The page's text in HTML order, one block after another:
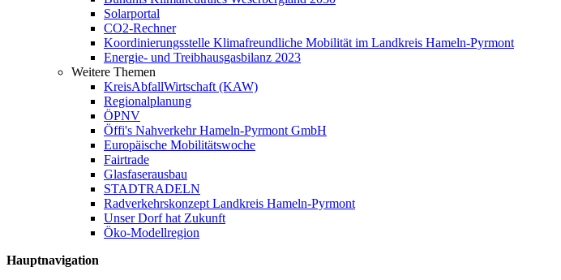
Solarportal
CO2-Rechner
Koordinierungsstelle Klimafreundliche Mobilität im Landkreis Hameln-Pyrmont
Energie- und Treibhausgasbilanz 2023
Weitere Themen
KreisAbfallWirtschaft (KAW)
Regionalplanung
ÖPNV
Öffi's Nahverkehr Hameln-Pyrmont GmbH
Europäische Mobilitätswoche
Fairtrade
Glasfaserausbau
STADTRADELN
Radverkehrskonzept Landkreis Hameln-Pyrmont
Unser Dorf hat Zukunft
Öko-Modellregion
Hauptnavigation